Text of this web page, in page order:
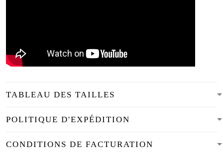
TABLEAU DES TAILLES
POLITIQUE D'EXPÉDITION
CONDITIONS DE FACTURATION